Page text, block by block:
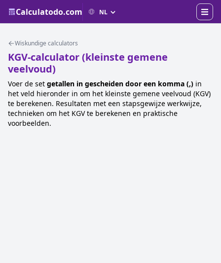
Calculatodo.com
Wiskundige calculators
KGV-calculator (kleinste gemene
veelvoud)
Voer de set getallen in gescheiden door een komma (,) in
het veld hieronder in om het kleinste gemene veelvoud (KGV)
te berekenen. Resultaten met een stapsgewijze werkwijze,
technieken om het KGV te berekenen en praktische
voorbeelden.